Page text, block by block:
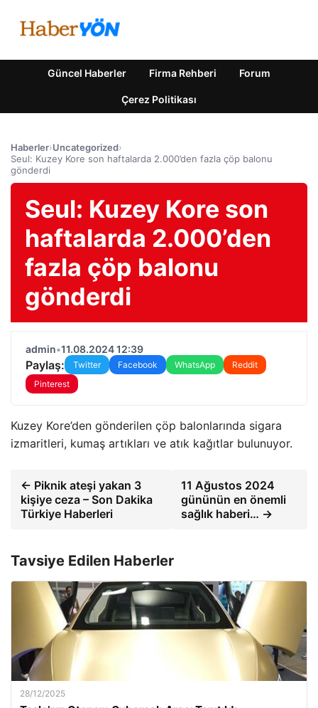
Güncel Haberler Firma Rehberi Forum
Çerez Politikası
Haberler›Uncategorized›
Seul: Kuzey Kore son haftalarda 2.000’den fazla çöp balonu
gönderdi
Seul: Kuzey Kore son
haftalarda 2.000’den
fazla çöp balonu
gönderdi
admin•11.08.2024 12:39
Paylaş: Twitter Facebook WhatsApp
Reddit
Pinterest
Kuzey Kore’den gönderilen çöp balonlarında sigara
izmaritleri, kumaş artıkları ve atık kağıtlar bulunuyor.
← Piknik ateşi yakan 3
kişiye ceza – Son Dakika
Türkiye Haberleri
11 Ağustos 2024
gününün en önemli
sağlık haberi… →
Tavsiye Edilen Haberler
28/12/2025